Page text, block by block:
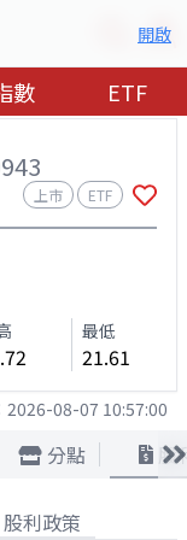
開啟
數 ETF
上市 ETF
最低
21.61
2026-08-07 10:57:00
分點 股
股利政策